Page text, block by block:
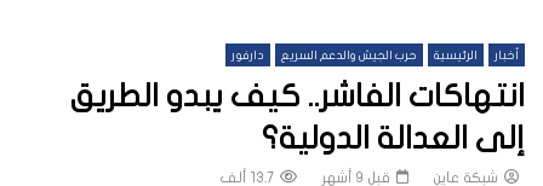
أخبار الرئيسية حرب الجيش والدعم السريع دارفور
انتهاكات الفاشر.. كيف يبدو الطريق
إلى العدالة الدولية؟
شبكة عاين قبل 9 أشهر 13.7 ألف